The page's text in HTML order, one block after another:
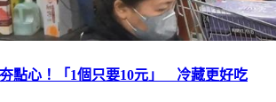
點心！「1個只要10元」 冷藏更好吃